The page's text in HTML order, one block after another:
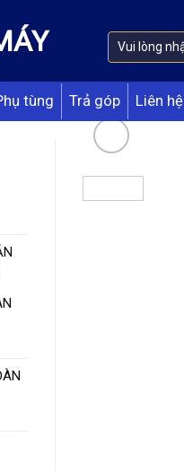
tùng Trả góp Liên hệ
₫.